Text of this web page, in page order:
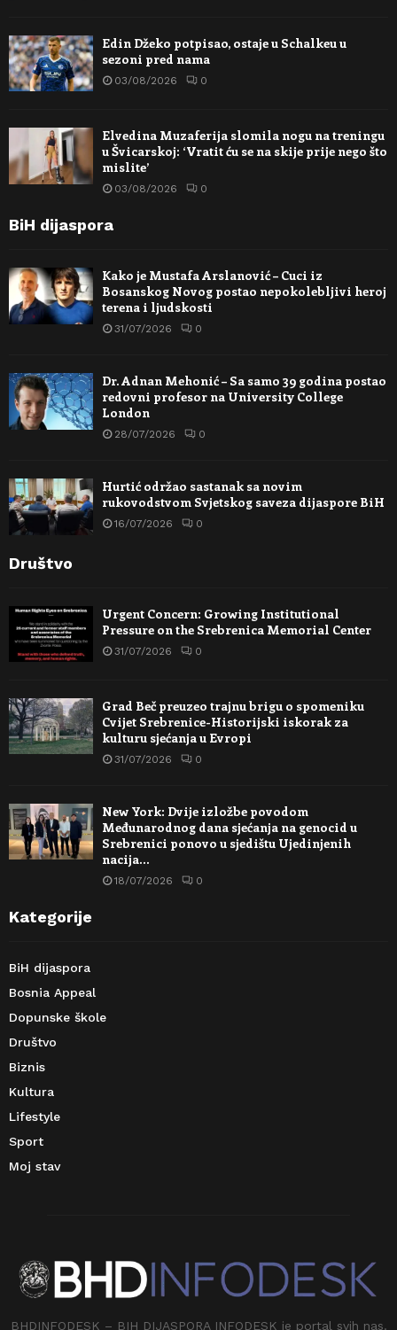
Edin Džeko potpisao, ostaje u Schalkeu u
sezoni pred nama
03/08/2026 0
Elvedina Muzaferija slomila nogu na treningu
u Švicarskoj: ‘Vratit ću se na skije prije nego što
mislite’
03/08/2026 0
BiH dijaspora
Kako je Mustafa Arslanović – Cuci iz
Bosanskog Novog postao nepokolebljivi heroj
terena i ljudskosti
31/07/2026 0
Dr. Adnan Mehonić – Sa samo 39 godina postao
redovni profesor na University College
London
28/07/2026 0
Hurtić održao sastanak sa novim
rukovodstvom Svjetskog saveza dijaspore BiH
16/07/2026 0
Društvo
Urgent Concern: Growing Institutional
Pressure on the Srebrenica Memorial Center
31/07/2026 0
Grad Beč preuzeo trajnu brigu o spomeniku
Cvijet Srebrenice-Historijski iskorak za
kulturu sjećanja u Evropi
31/07/2026 0
New York: Dvije izložbe povodom
Međunarodnog dana sjećanja na genocid u
Srebrenici ponovo u sjedištu Ujedinjenih
nacija…
18/07/2026 0
Kategorije
BiH dijaspora
Bosnia Appeal
Dopunske škole
Društvo
Biznis
Kultura
Lifestyle
Sport
Moj stav
BHDINFODESK – BIH DIJASPORA INFODESK je portal svih nas.